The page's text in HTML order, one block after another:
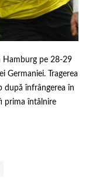
Hamburg pe 28-29
Germaniei. Tragerea
după înfrângerea în
prima întâlnire